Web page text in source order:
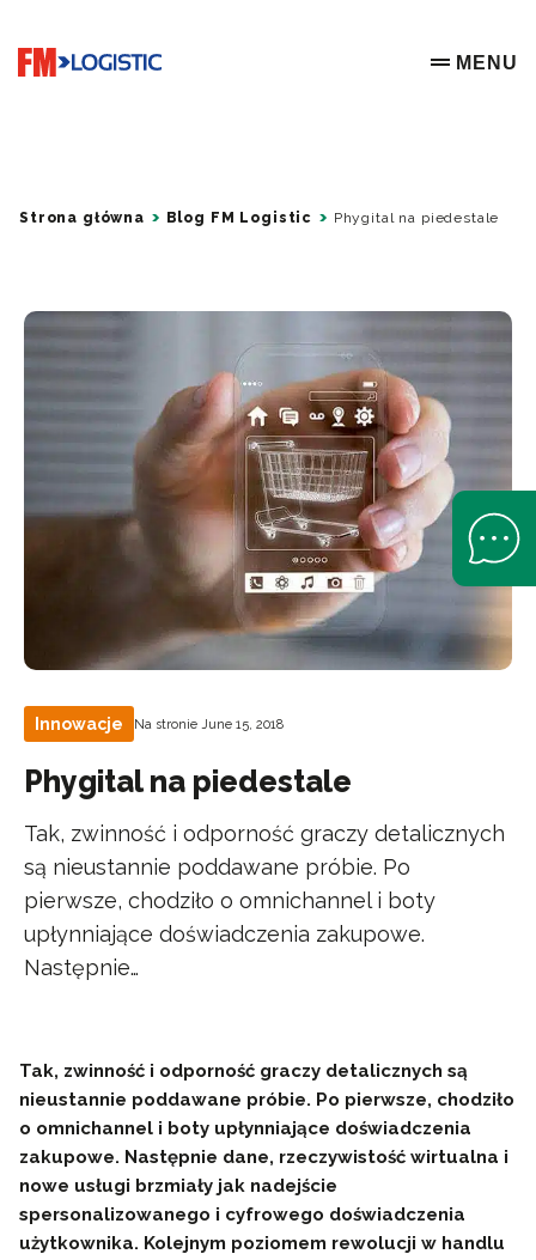
Go to home page
OPEN
MENU
Strona główna Blog FM Logistic Phygital na piedestale
Innowacje Na stronie June 15, 2018
Phygital na piedestale
Tak, zwinność i odporność graczy detalicznych
są nieustannie poddawane próbie. Po
pierwsze, chodziło o omnichannel i boty
upłynniające doświadczenia zakupowe.
Następnie…
Tak, zwinność i odporność graczy detalicznych są
nieustannie poddawane próbie. Po pierwsze, chodziło
o omnichannel i boty upłynniające doświadczenia
zakupowe. Następnie dane, rzeczywistość wirtualna i
nowe usługi brzmiały jak nadejście
spersonalizowanego i cyfrowego doświadczenia
użytkownika. Kolejnym poziomem rewolucji w handlu
Open